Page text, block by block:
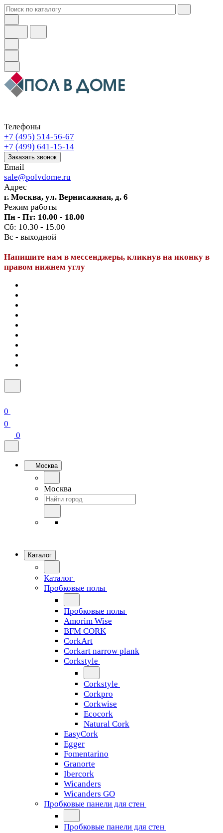
Телефоны
+7 (495) 514-56-67
+7 (499) 641-15-14
Заказать звонок
Email
sale@polvdome.ru
Адрес
г. Москва, ул. Вернисажная, д. 6
Режим работы
Пн - Пт: 10.00 - 18.00
Сб: 10.30 - 15.00
Вс - выходной
Напишите нам в мессенджеры, кликнув на иконку в
правом нижнем углу
0
0
0
Москва
Москва
Каталог
Каталог
Пробковые полы
Пробковые полы
Amorim Wise
BFM CORK
CorkArt
Corkart narrow plank
Corkstyle
Corkstyle
Corkpro
Corkwise
Ecocork
Natural Cork
EasyCork
Egger
Fomentarino
Granorte
Ibercork
Wicanders
Wicanders GO
Пробковые панели для стен
Пробковые панели для стен